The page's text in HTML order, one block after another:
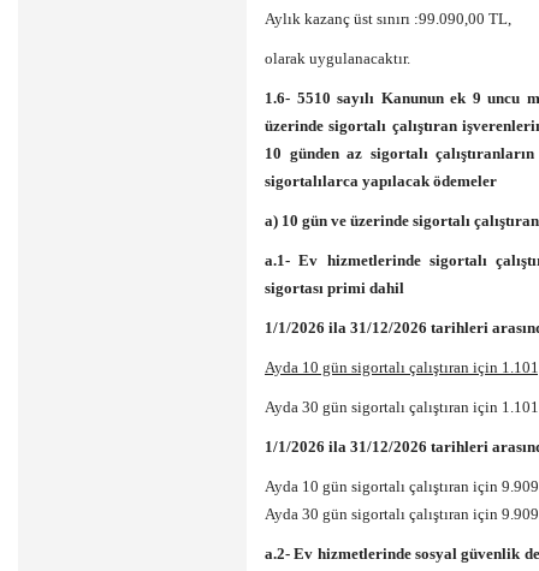
Aylık kazanç üst sınırı :99.090,00 TL,
olarak uygulanacaktır.
1.6- 5510 sayılı Kanunun ek 9 uncu
üzerinde sigortalı çalıştıran
10 günden az sigortalı
sigortalılarca yapılacak ödemeler
a) 10 gün ve üzerinde sigortalı
a.1- Ev hizmetlerinde sigortalı
sigortası primi dahil
1/1/2026 ila 31/12/2026 tarihleri
Ayda 10 gün sigortalı çalıştıran için
Ayda 30 gün sigortalı çalıştıran için
1/1/2026 ila 31/12/2026 tarihleri
Ayda 10 gün sigortalı çalıştıran için
Ayda 30 gün sigortalı çalıştıran için
a.2- Ev hizmetlerinde sosyal güvenlik